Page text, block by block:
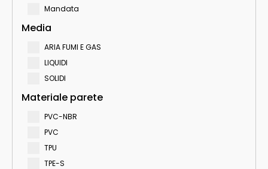
Mandata
Media
ARIA FUMI E GAS
LIQUIDI
SOLIDI
Materiale parete
PVC-NBR
PVC
TPU
TPE-S